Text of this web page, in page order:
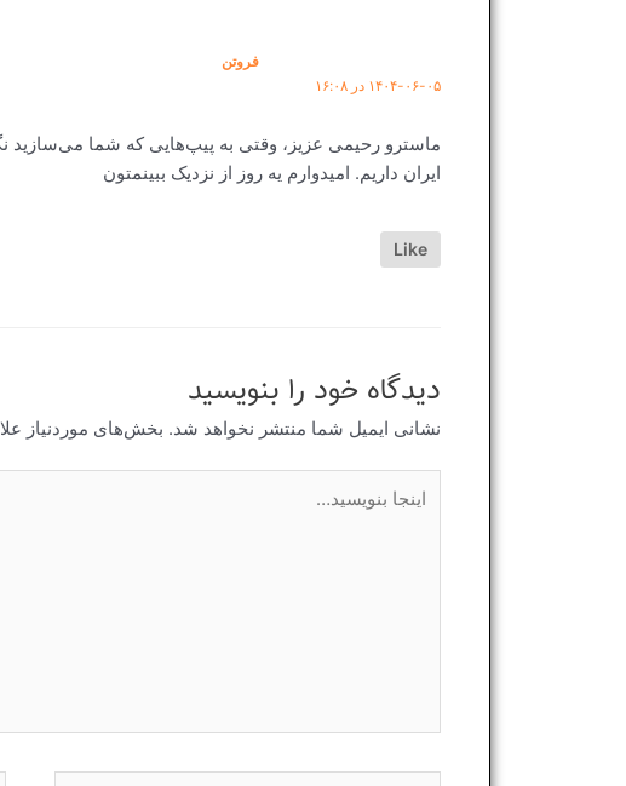
فروتن
۱۴۰۴-۰۶-۰۵ در ۱۶:۰۸
ماسترو رحیمی عزیز، وقتی به پیپ‌هایی که شما می‌سازید
ایران داریم. امیدوارم یه روز از نزدیک ببینمتون
Like
دیدگاه‌ خود را بنویسید
نشانی ایمیل شما منتشر نخواهد شد. بخش‌های موردنیاز
بنویسید…